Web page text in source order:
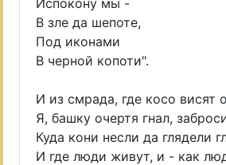
Испокону мы -
В зле да шепоте,
Под иконами
В черной копоти".
И из смрада, где косо висят
Я, башку очертя гнал,
Куда кони несли да глядели
И где люди живут, и - как